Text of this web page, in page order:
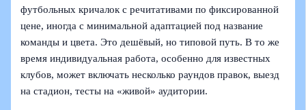
футбольных кричалок с речитативами по фиксированной
цене, иногда с минимальной адаптацией под название
команды и цвета. Это дешёвый, но типовой путь. В то же
время индивидуальная работа, особенно для известных
клубов, может включать несколько раундов правок, выезд
на стадион, тесты на «живой» аудитории.